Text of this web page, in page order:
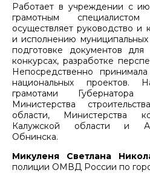
Работает в учреждении с
грамотным
осуществляет руководство и
и исполнению муниципальных
подготовке документов
конкурсах, разработке
Непосредственно
национальных проектов.
грамотами Губернатора
Министерства
области, Министерства
Калужской области и
Обнинска.
Микуленя Светлана
полиции ОМВД России по